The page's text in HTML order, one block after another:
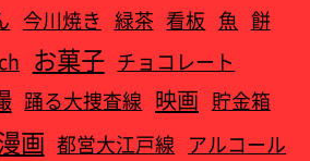
今川焼き 緑茶 看板 魚 餅
お菓子 チョコレート
踊る大捜査線 映画 貯金箱
画 都営大江戸線 アルコール